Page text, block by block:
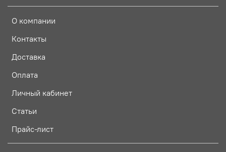
О компании
Контакты
Доставка
Оплата
Личный кабинет
Статьи
Прайс-лист